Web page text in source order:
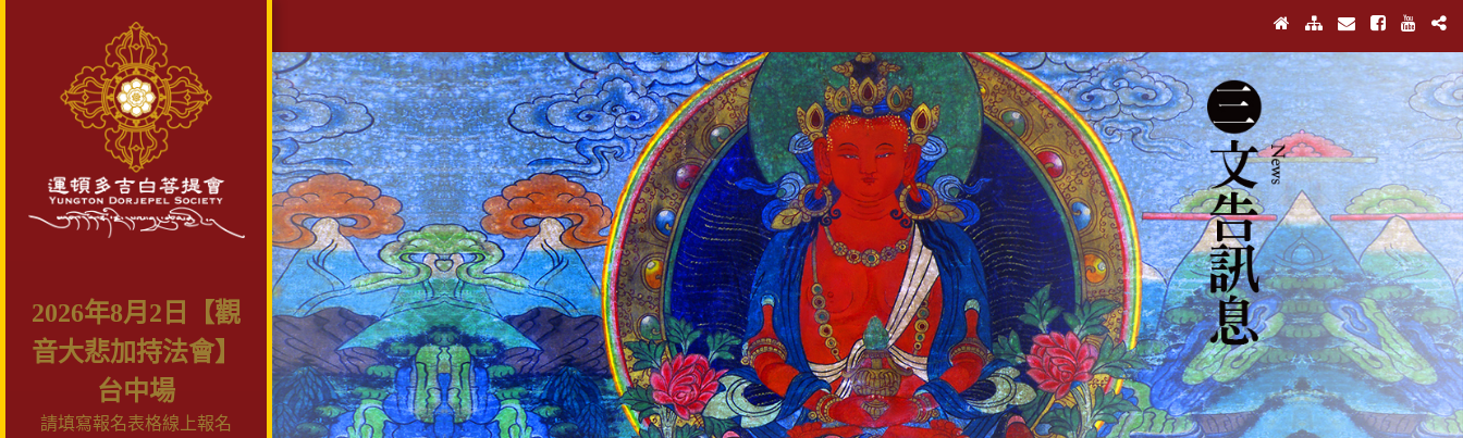
2026年8月2日【觀
音大悲加持法會】
台中場
請填寫報名表格線上報名